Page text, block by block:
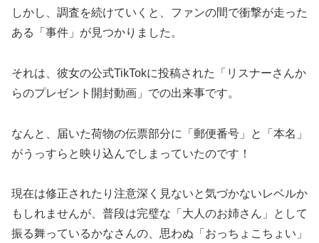
しかし、調査を続けていくと、ファンの間で衝撃が走った
ある「事件」が見つかりました。
それは、彼女の公式TikTokに投稿された「リスナーさんか
らのプレゼント開封動画」での出来事です。
なんと、届いた荷物の伝票部分に「郵便番号」と「本名」
がうっすらと映り込んでしまっていたのです！
現在は修正されたり注意深く見ないと気づかないレベルか
もしれませんが、普段は完璧な「大人のお姉さん」として
振る舞っているかなさんの、思わぬ「おっちょこちょい」